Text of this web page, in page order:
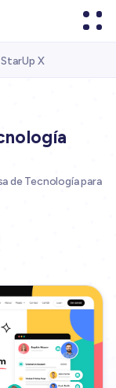
StarUp X
de Tecnología para